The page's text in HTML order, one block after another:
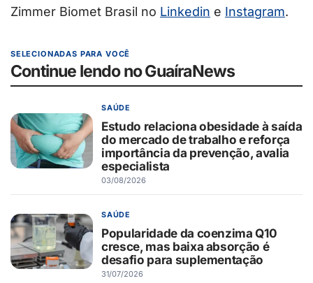
Zimmer Biomet Brasil no Linkedin e Instagram.
SELECIONADAS PARA VOCÊ
Continue lendo no GuaíraNews
SAÚDE
Estudo relaciona obesidade à saída
do mercado de trabalho e reforça
importância da prevenção, avalia
especialista
03/08/2026
SAÚDE
Popularidade da coenzima Q10
cresce, mas baixa absorção é
desafio para suplementação
31/07/2026